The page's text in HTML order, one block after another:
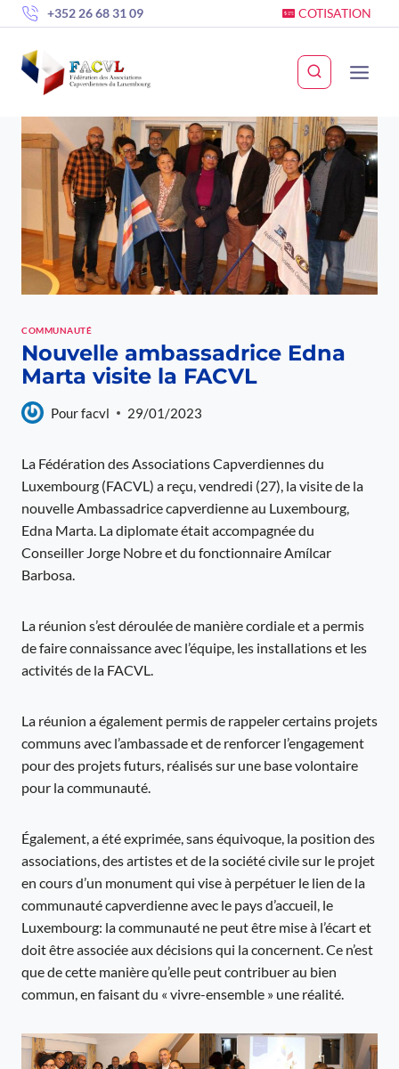
Skip
to
content
+352 26 68 31 09 COTISATION
COMMUNAUTÉ
Nouvelle ambassadrice Edna
Marta visite la FACVL
Pourfacvl 29/01/2023
La Fédération des Associations Capverdiennes du
Luxembourg (FACVL) a reçu, vendredi (27), la visite de la
nouvelle Ambassadrice capverdienne au Luxembourg,
Edna Marta. La diplomate était accompagnée du
Conseiller Jorge Nobre et du fonctionnaire Amílcar
Barbosa.
La réunion s’est déroulée de manière cordiale et a permis
de faire connaissance avec l’équipe, les installations et les
activités de la FACVL.
La réunion a également permis de rappeler certains projets
communs avec l’ambassade et de renforcer l’engagement
pour des projets futurs, réalisés sur une base volontaire
pour la communauté.
Également, a été exprimée, sans équivoque, la position des
associations, des artistes et de la société civile sur le projet
en cours d’un monument qui vise à perpétuer le lien de la
communauté capverdienne avec le pays d’accueil, le
Luxembourg: la communauté ne peut être mise à l’écart et
doit être associée aux décisions qui la concernent. Ce n’est
que de cette manière qu’elle peut contribuer au bien
commun, en faisant du « vivre-ensemble » une réalité.